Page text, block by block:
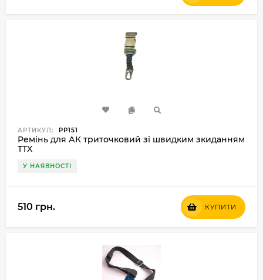
АРТИКУЛ: РР151
Ремінь для АК триточковий зі швидким зкиданням
TTX
У НАЯВНОСТІ
510 грн. КУПИТИ